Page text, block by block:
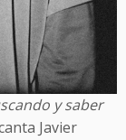
y saber
Javier